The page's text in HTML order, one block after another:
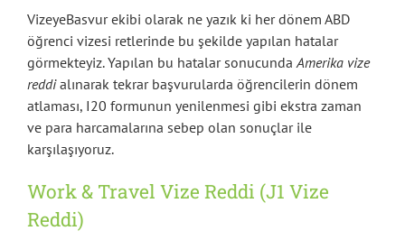
VizeyeBasvur ekibi olarak ne yazık ki her dönem ABD
öğrenci vizesi retlerinde bu şekilde yapılan hatalar
görmekteyiz. Yapılan bu hatalar sonucunda Amerika vize
reddialınarak tekrar başvurularda öğrencilerin dönem
atlaması, I20 formunun yenilenmesi gibi ekstra zaman
ve para harcamalarına sebep olan sonuçlar ile
karşılaşıyoruz.
Work & Travel Vize Reddi (J1 Vize
Reddi)